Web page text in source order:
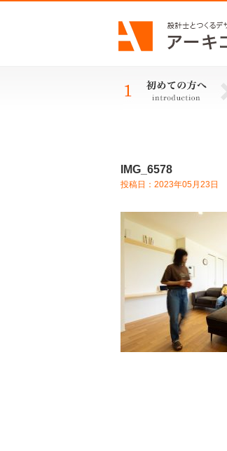
IMG_6578
投稿日：2023年05月23日